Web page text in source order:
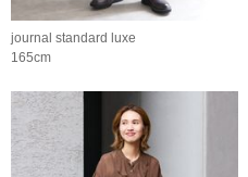
journal standard luxe
165cm